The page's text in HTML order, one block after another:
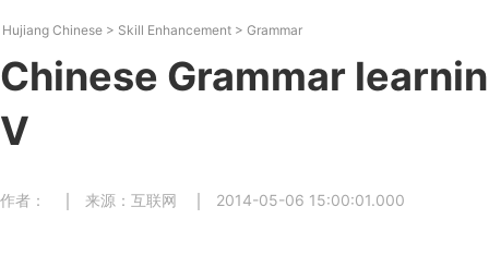
Hujiang Chinese > Skill Enhancement > Grammar
Chinese Grammar
V
作者： 来源：互联网 2014-05-06 15:00:01.000